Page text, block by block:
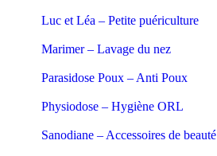
Luc et Léa – Petite puériculture
Marimer – Lavage du nez
Parasidose Poux – Anti Poux
Physiodose – Hygiène ORL
Sanodiane – Accessoires de beauté